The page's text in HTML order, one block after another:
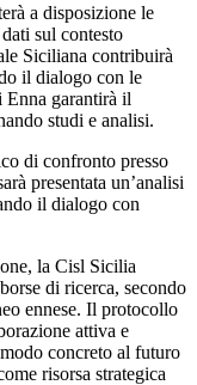
a disposizione le
sul contesto
Siciliana contribuirà
il dialogo con le
garantirà il
studi e analisi.
di confronto presso
presentata un’analisi
il dialogo con
la Cisl Sicilia
di ricerca, secondo
ennese. Il protocollo
attiva e
concreto al futuro
risorsa strategica